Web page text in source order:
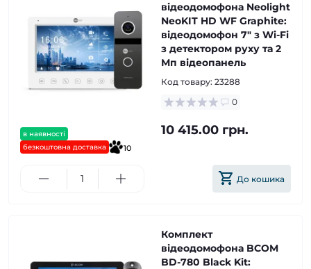
в наявності
безкоштовна доставка
10
відеодомофона Neolight
NeoKIT HD WF Graphite:
відеодомофон 7" з Wi-Fi
з детектором руху та 2
Мп відеопанель
Код товару: 23288
0
10 415.00 грн.
До кошика
Комплект
відеодомофона BCOM
BD-780 Black Kit: